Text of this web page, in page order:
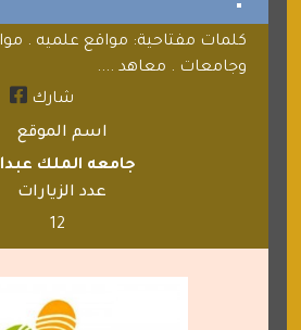
كلمات مفتاحية: مواقع علميه .
وجامعات . معاهد ....
شارك
اسم الموقع
جامعه الملك
عدد الزيارات
12